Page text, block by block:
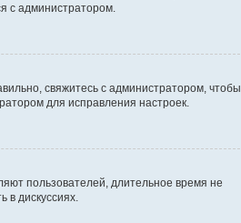
с администратором.
свяжитесь с администратором, чтобы
для исправления настроек.
пользователей, длительное время не
дискуссиях.